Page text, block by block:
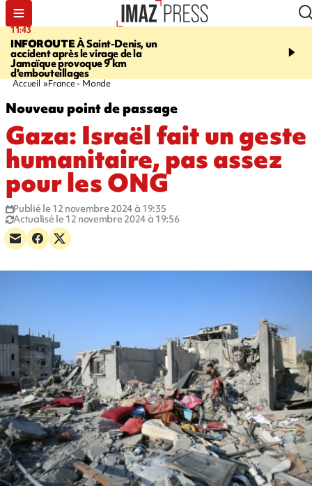
11:43
INFOROUTEÀ Saint-Denis, un
accident après le virage de la
Jamaïque provoque 9 km
d'embouteillages
16:35
gendarmes évacuent
Accueil France - Monde
Nouveau point de passage
Gaza: Israël fait un geste
humanitaire, pas assez
pour les ONG
Publié le 12 novembre 2024 à 19:35
Actualisé le 12 novembre 2024 à 19:56